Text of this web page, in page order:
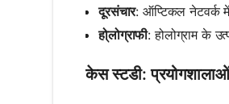
दूरसंचार: ऑप्टिकल नेटवर्क
हो्लोग्राफी: होलोग्राम के
केस स्टडी: